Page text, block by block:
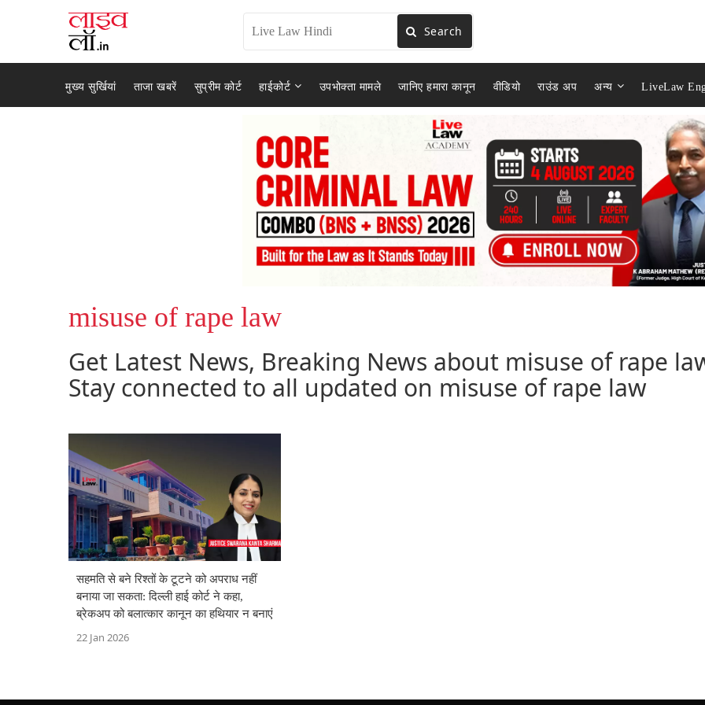
Search
मुख्य सुर्खियां ताजा खबरें सुप्रीम कोर्ट हाईकोर्ट उपभोक्ता मामले जानिए हमारा कानून वीडियो राउंड अप अन्य LiveLaw
misuse of rape law
Get Latest News, Breaking News about misuse of rape
Stay connected to all updated on misuse of rape law
सहमति से बने रिश्तों के टूटने को अपराध नहीं
बनाया जा सकता: दिल्ली हाई कोर्ट ने कहा,
ब्रेकअप को बलात्कार कानून का हथियार न बनाएं
22 Jan 2026